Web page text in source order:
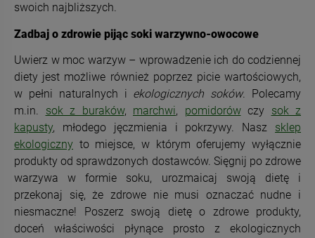
swoich najbliższych.
Zadbaj o zdrowie pijąc soki warzywno-owocowe
Uwierz w moc warzyw – wprowadzenie ich do codziennej
diety jest możliwe również poprzez picie wartościowych,
w pełni naturalnych i ekologicznych soków. Polecamy
m.in. sok z buraków, marchwi, pomidorówczy sok z
kapusty, młodego jęczmienia i pokrzywy. Nasz sklep
ekologiczny to miejsce, w którym oferujemy wyłącznie
produkty od sprawdzonych dostawców. Sięgnij po zdrowe
warzywa w formie soku, urozmaicaj swoją dietę i
przekonaj się, że zdrowe nie musi oznaczać nudne i
niesmaczne! Poszerz swoją dietę o zdrowe produkty,
doceń właściwości płynące prosto z ekologicznych